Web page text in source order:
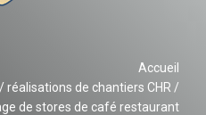
Accueil
réalisations de chantiers CHR /
de stores de café restaurant